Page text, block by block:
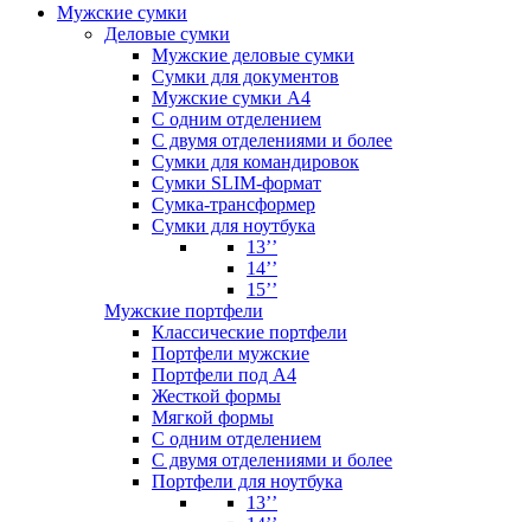
Мужские сумки
Деловые сумки
Мужские деловые сумки
Сумки для документов
Мужские сумки А4
С одним отделением
С двумя отделениями и более
Сумки для командировок
Сумки SLIM-формат
Сумка-трансформер
Сумки для ноутбука
13’’
14’’
15’’
Мужские портфели
Классические портфели
Портфели мужские
Портфели под А4
Жесткой формы
Мягкой формы
С одним отделением
С двумя отделениями и более
Портфели для ноутбука
13’’